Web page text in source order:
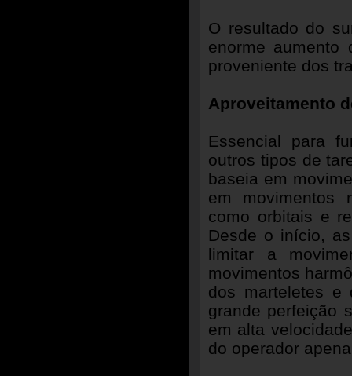
O resultado do
enorme aumento
proveniente dos
Aproveitamento
Essencial para
outros tipos de
baseia em
em movimentos
como orbitais e
Desde o início,
limitar a
movimentos
dos marteletes e
grande perfeição
em alta
do operador